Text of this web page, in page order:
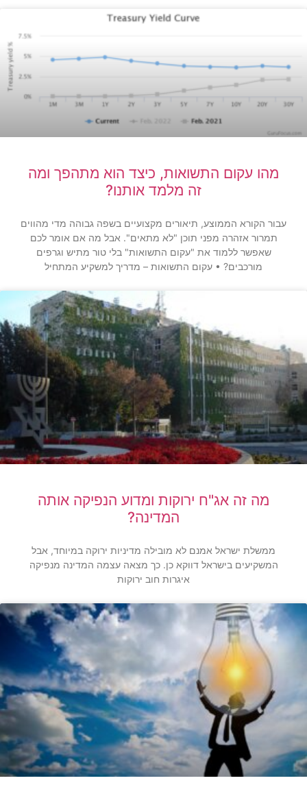
מהו עקום התשואות, כיצד הוא מתהפך ומה
זה מלמד אותנו?
עבור הקורא הממוצע, תיאורים מקצועיים בשפה גבוהה מדי מהווים
תמרור אזהרה מפני תוכן "לא מתאים". אבל מה אם אומר לכם
שאפשר ללמוד את "עקום התשואות" בלי טור מתיש וגרפים
מורכבים? • עקום התשואות – מדריך למשקיע המתחיל
מה זה אג"ח ירוקות ומדוע הנפיקה אותה
המדינה?
ממשלת ישראל אמנם לא מובילה מדיניות ירוקה במיוחד, אבל
המשקיעים בישראל דווקא כן. כך מצאה עצמה המדינה מנפיקה
איגרות חוב ירוקות